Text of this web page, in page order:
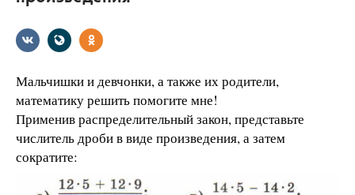
Мальчишки и девчонки, а также их родители,
математику решить помогите мне!
Применив распределительный закон, представьте
числитель дроби в виде произведения, а затем
сократите: